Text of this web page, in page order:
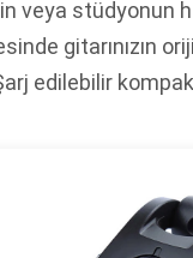
veya stüdyonun
gitarınızın
edilebilir